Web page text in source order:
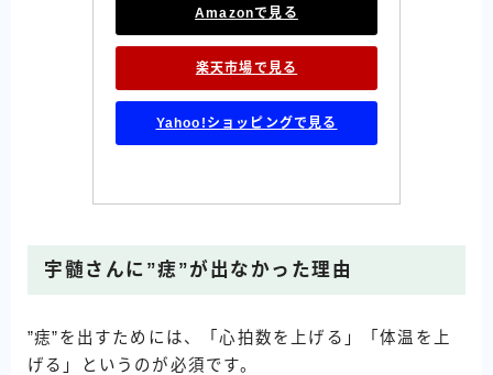
Amazonで見る
楽天市場で見る
Yahoo!ショッピングで見る
宇髄さんに”痣”が出なかった理由
”痣”を出すためには、「心拍数を上げる」「体温を上
げる」というのが必須です。